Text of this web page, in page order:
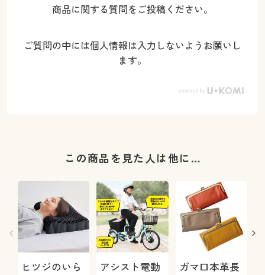
商品に関する質問をご投稿ください。
ご質問の中には個人情報は入力しないようお願いし
ます。
この商品を見た人は他に…
ヒツジのいら
アシスト電動
ガマ口本革長